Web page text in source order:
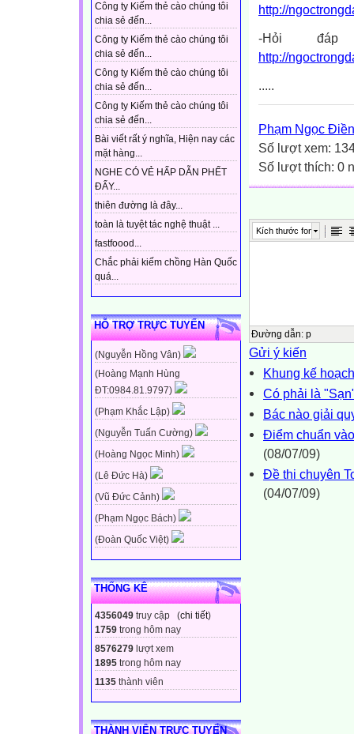
Công ty Kiếm thẻ cào chúng tôi
chia sẻ đến...
Công ty Kiếm thẻ cào chúng tôi
chia sẻ đến...
Công ty Kiếm thẻ cào chúng tôi
chia sẻ đến...
Công ty Kiếm thẻ cào chúng tôi
chia sẻ đến...
Bài viết rất ý nghĩa, Hiện nay các
mặt hàng...
NGHE CÓ VẺ HẤP DẪN PHẾT
ĐẤY...
thiên đường là đây...
toàn là tuyệt tác nghệ thuật ...
fastfoood...
Chắc phải kiếm chồng Hàn Quốc
quá...
HỖ TRỢ TRỰC TUYẾN
(Nguyễn Hồng Vân)
(Hoàng Mạnh Hùng
ĐT:0984.81.9797)
(Phạm Khắc Lập)
(Nguyễn Tuấn Cường)
(Hoàng Ngọc Minh)
(Lê Đức Hà)
(Vũ Đức Cảnh)
(Phạm Ngọc Bách)
(Đoàn Quốc Việt)
THỐNG KÊ
4356049 truy cập (chi tiết)
1759 trong hôm nay
8576279 lượt xem
1895 trong hôm nay
1135 thành viên
THÀNH VIÊN TRỰC TUYẾN
http://
-Hỏi
http://
.....
Phạm Ngọc Điền
Số lượt xem:
Số lượt thích: 0
Kích thước font
Đường dẫn: p
Gửi ý kiến
Khung kế
Có phải là
Bác nào giải
Điểm chuẩn
(08/07/09)
Đề thi chuyên
(04/07/09)